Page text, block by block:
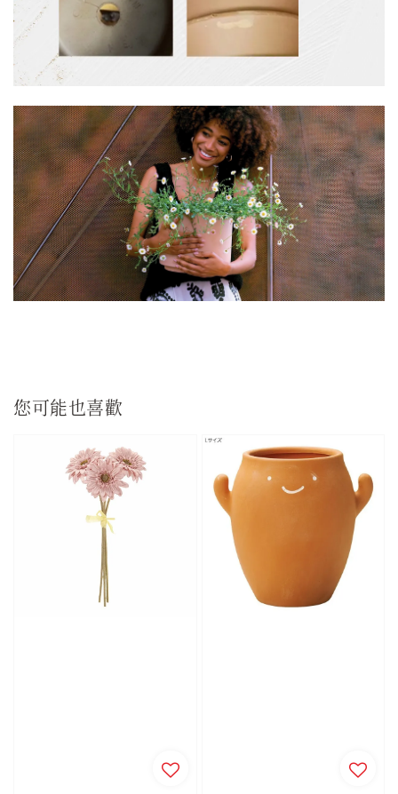
您可能也喜歡